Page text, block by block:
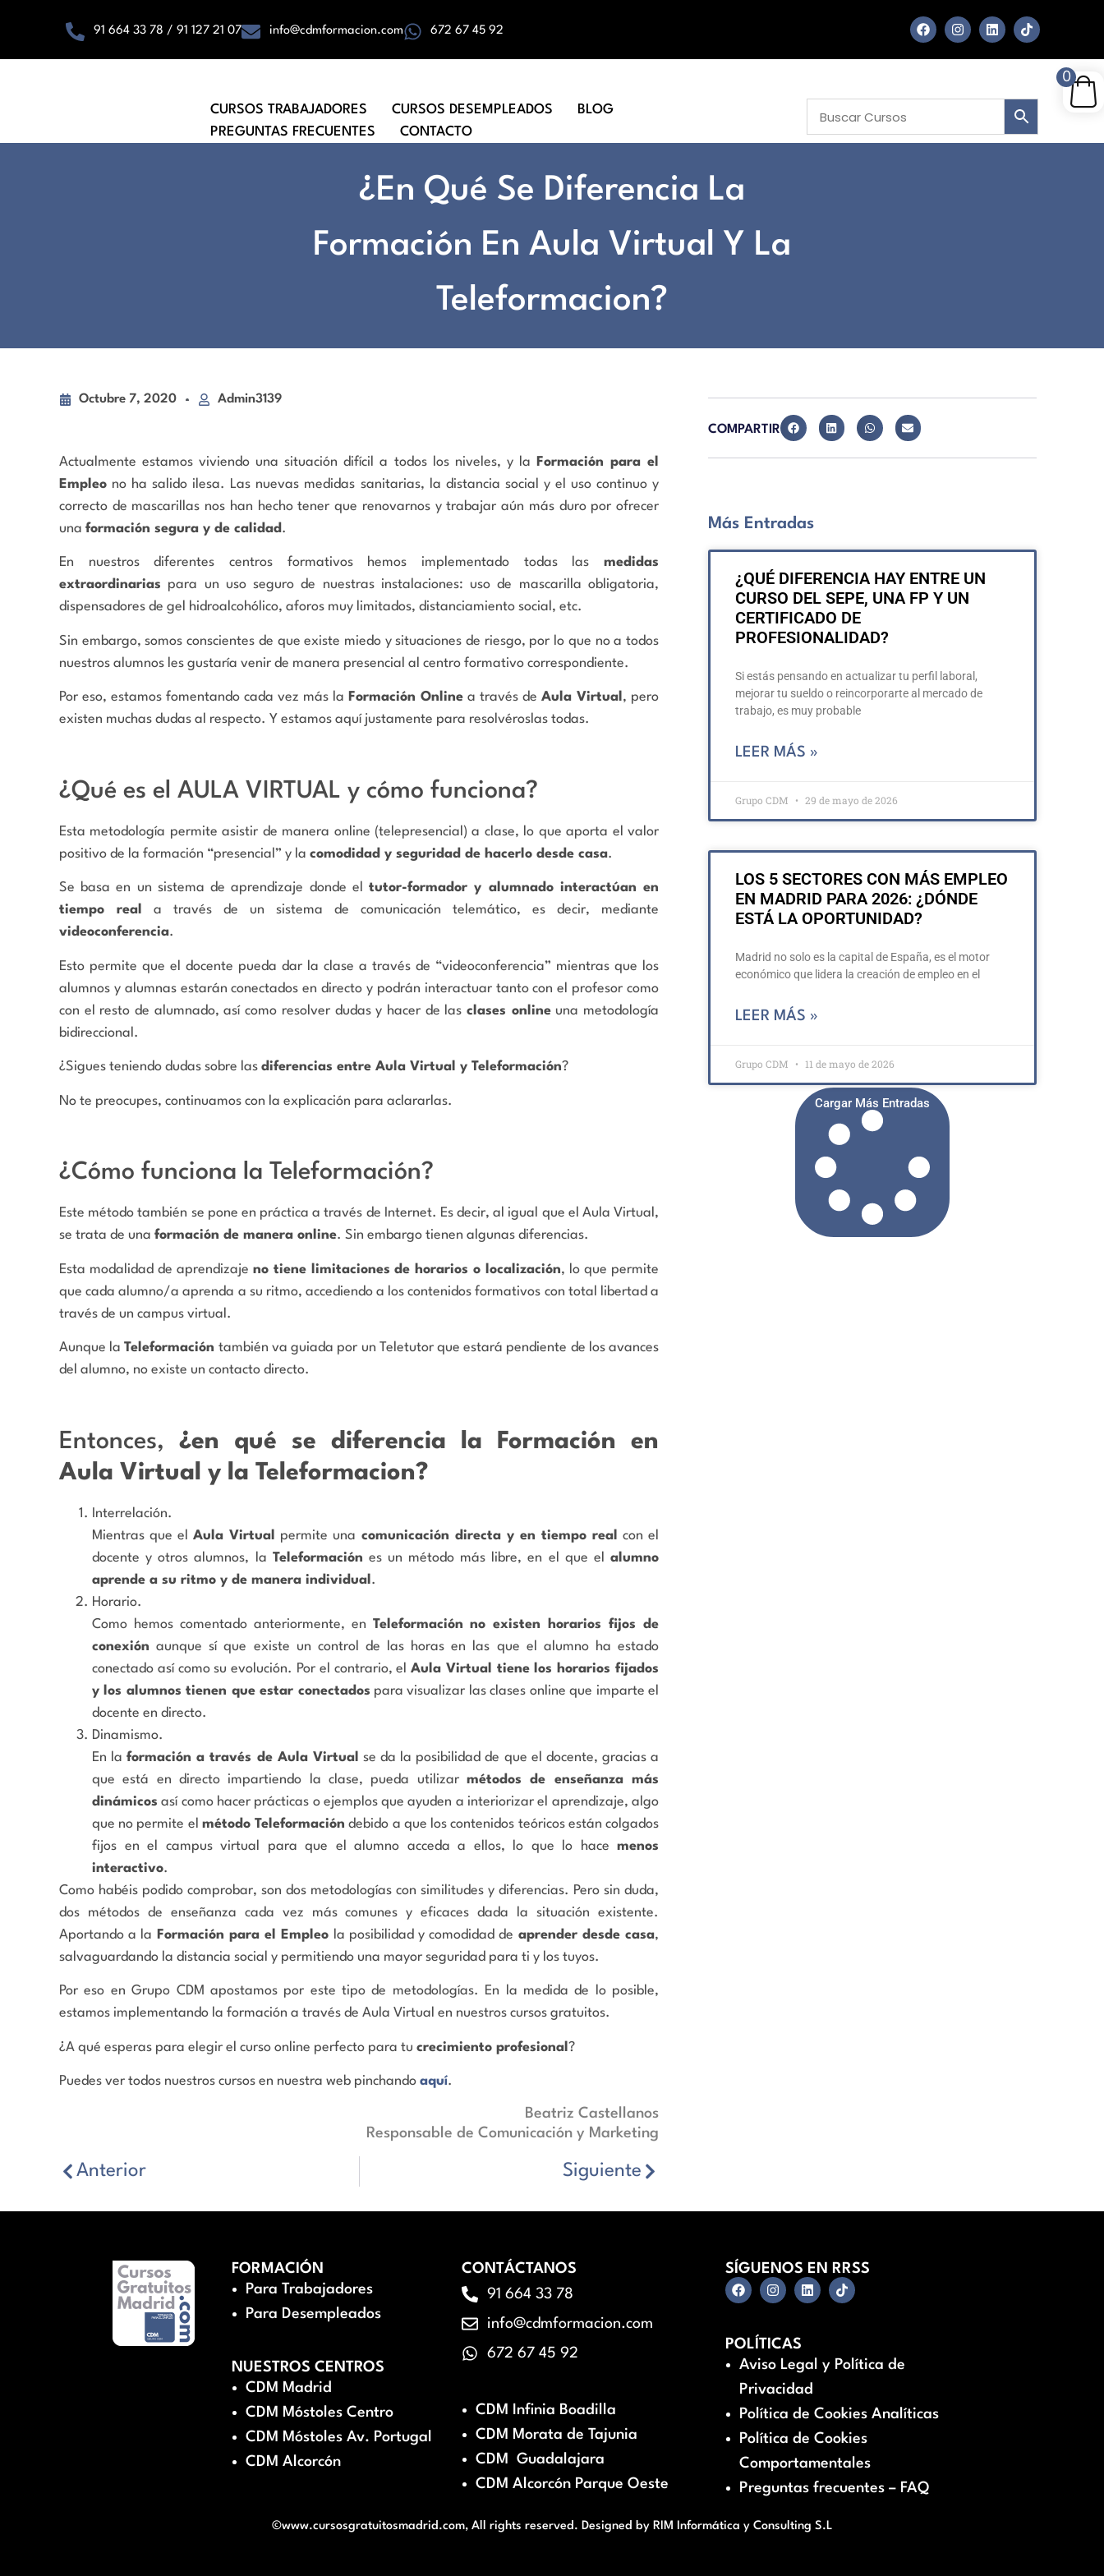
91 664 33 78 / 91 127 21 07 info@cdmformacion.com 672 67 45 92
CURSOS TRABAJADORES CURSOS DESEMPLEADOS
BLOG
PREGUNTAS FRECUENTES
CONTACTO
¿En Qué Se Diferencia La
Formación En Aula Virtual Y La
Teleformacion?
Octubre 7, 2020 Admin3139
Actualmente estamos viviendo una situación difícil a todos los niveles, y la
Formación para el
Empleo no ha salido ilesa. Las nuevas medidas sanitarias, la distancia social y el uso continuo y
correcto de mascarillas nos han hecho tener que renovarnos y trabajar aún más duro por ofrecer
una formación segura y de calidad .
En nuestros diferentes centros formativos hemos implementado todas las medidas
extraordinarias para un uso seguro de nuestras instalaciones: uso de mascarilla obligatoria,
dispensadores de gel hidroalcohólico, aforos muy limitados, distanciamiento social, etc.
Sin embargo, somos conscientes de que existe miedo y situaciones de riesgo, por lo que no a todos
nuestros alumnos les gustaría venir de manera presencial al centro formativo correspondiente.
Por eso, estamos fomentando cada vez más la Formación Online a través de Aula Virtual , pero
existen muchas dudas al respecto. Y estamos aquí justamente para resolvéroslas todas.
¿Qué es el AULA VIRTUAL y cómo funciona?
Esta metodología permite asistir de manera online (telepresencial) a clase, lo que aporta el valor
positivo de la formación “presencial” y la comodidad y seguridad de hacerlo desde casa.
Se basa en un sistema de aprendizaje donde eltutor-formador y alumnado interactúan en
tiempo real
a través de un sistema de comunicación telemático, es decir, mediante
videoconferencia.
Esto permite que el docente pueda dar la clase a través de “videoconferencia” mientras que los
alumnos y alumnas estarán conectados en directo y podrán interactuar tanto con el profesor como
con el resto de alumnado, así como resolver dudas y hacer de las clases onlineuna metodología
bidireccional.
¿Sigues teniendo dudas sobre las diferencias entre Aula Virtual y Teleformación?
No te preocupes, continuamos con la explicación para aclararlas.
¿Cómo funciona la Teleformación?
Este método también se pone en práctica a través de Internet. Es decir, al igual que el Aula Virtual,
se trata de una formación de manera online. Sin embargo tienen algunas diferencias.
Esta modalidad de aprendizaje no tiene limitaciones de horarios o localización, lo que permite
que cada alumno/a aprenda a su ritmo, accediendo a los contenidos formativos con total libertad a
través de un campus virtual.
Aunque laTeleformación también va guiada por un Teletutor que estará pendiente de los avances
del alumno, no existe un contacto directo.
Entonces, ¿en qué se diferencia la Formación en
Aula Virtual y la Teleformacion?
Interrelación.
Mientras que elAula Virtual permite una comunicación directa y en tiempo real
con el
docente y otros alumnos, la Teleformación es un método más libre, en el que elalumno
aprende a su ritmo y de manera individual .
Horario.
Como hemos comentado anteriormente, en Teleformación no existen horarios fijos de
conexión aunque sí que existe un control de las horas en las que el alumno ha estado
conectado así como su evolución. Por el contrario, elAula Virtual tiene los horarios fijados
y los alumnos tienen que estar conectados para visualizar las clases online que imparte el
docente en directo.
Dinamismo.
En laformación a través de Aula Virtual se da la posibilidad de que el docente, gracias a
que está en directo impartiendo la clase, pueda utilizar métodos de enseñanza más
dinámicos así como hacer prácticas o ejemplos que ayuden a interiorizar el aprendizaje, algo
que no permite el método Teleformación debido a que los contenidos teóricos están colgados
fijos en el campus virtual para que el alumno acceda a ellos, lo que lo hace menos
interactivo.
Como habéis podido comprobar, son dos metodologías con similitudes y diferencias. Pero sin duda,
dos métodos de enseñanza cada vez más comunes y eficaces dada la situación existente.
Aportando a la Formación para el Empleo la posibilidad y comodidad de aprender desde casa,
salvaguardando la distancia social y permitiendo una mayor seguridad para ti y los tuyos.
Por eso en Grupo CDM apostamos por este tipo de metodologías. En la medida de lo posible,
estamos implementando la formación a través de Aula Virtual en nuestros cursos gratuitos.
¿A qué esperas para elegir el curso online perfecto para tu crecimiento profesional ?
Puedes ver todos nuestros cursos en nuestra web pinchando aquí.
Beatriz Castellanos
Responsable de Comunicación y Marketing
Anterior Siguiente
COMPARTIR
Más Entradas
¿QUÉ DIFERENCIA HAY ENTRE UN
CURSO DEL SEPE, UNA FP Y UN
CERTIFICADO DE
PROFESIONALIDAD?
Si estás pensando en actualizar tu perfil laboral,
mejorar tu sueldo o reincorporarte al mercado de
trabajo, es muy probable
LEER MÁS »
Grupo CDM 29 de mayo de 2026
LOS 5 SECTORES CON MÁS EMPLEO
EN MADRID PARA 2026: ¿DÓNDE
ESTÁ LA OPORTUNIDAD?
Madrid no solo es la capital de España, es el motor
económico que lidera la creación de empleo en el
LEER MÁS »
Grupo CDM 11 de mayo de 2026
Cargar Más Entradas
FORMACIÓN
Para Trabajadores
Para Desempleados
NUESTROS CENTROS
CDM Madrid
CDM Móstoles Centro
CDM Móstoles Av. Portugal
CDM Alcorcón
CONTÁCTANOS
91 664 33 78
info@cdmformacion.com
672 67 45 92
CDM Infinia Boadilla
CDM Morata de Tajunia
CDM Guadalajara
CDM Alcorcón Parque Oeste
SÍGUENOS EN RRSS
POLÍTICAS
Aviso Legal y Política de
Privacidad
Política de Cookies Analíticas
Política de Cookies
Comportamentales
Preguntas frecuentes – FAQ
©www.cursosgratuitosmadrid.com, All rights reserved. Designed by RIM Informática y Consulting S.L
0